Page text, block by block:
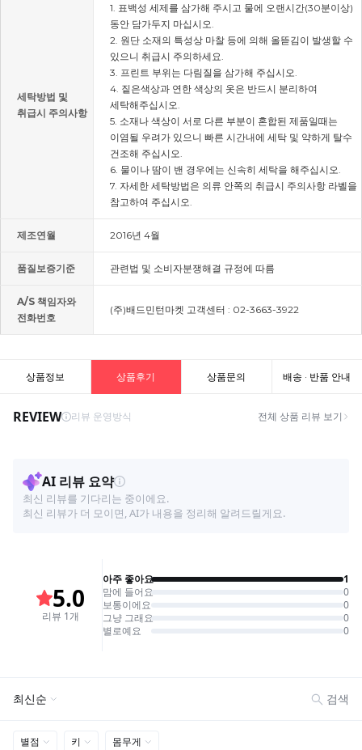
세탁방법 및
취급시 주의사항
1. 표백성 세제를 삼가해 주시고 물에 오랜시간(30분이상)
동안 담가두지 마십시오.
2. 원단 소재의 특성상 마찰 등에 의해 올뜯김이 발생할 수
있으니 취급시 주의하세요.
3. 프린트 부위는 다림질을 삼가해 주십시오.
4. 짙은색상과 연한 색상의 옷은 반드시 분리하여
세탁해주십시오.
5. 소재나 색상이 서로 다른 부분이 혼합된 제품일때는
이염될 우려가 있으니 빠른 시간내에 세탁 및 약하게 탈수
건조해 주십시오.
6. 물이나 땀이 밴 경우에는 신속히 세탁을 해주십시오.
7. 자세한 세탁방법은 의류 안쪽의 취급시 주의사항 라벨을
참고하여 주십시오.
제조연월 2016년 4월
품질보증기준 관련법 및 소비자분쟁해결 규정에 따름
A/S 책임자와
전화번호
(주)배드민턴마켓 고객센터 : 02-3663-3922
상품정보 상품후기 상품문의 배송 · 반품 안내